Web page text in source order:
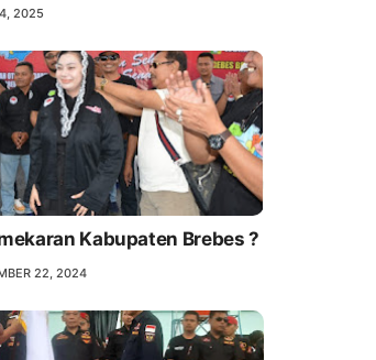
2025
Kabupaten Brebes ?
22, 2024